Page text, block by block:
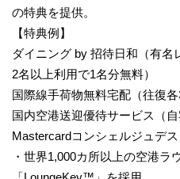
の特典を提供。
【特典例】
ダイニング by 招待日和（有
2名以上利用で1名分無料）
国際線手荷物無料宅配（往復各
国内空港送迎優待サービス（自
Mastercardコンシェルジュ
・世界1,000カ所以上の空港ラ